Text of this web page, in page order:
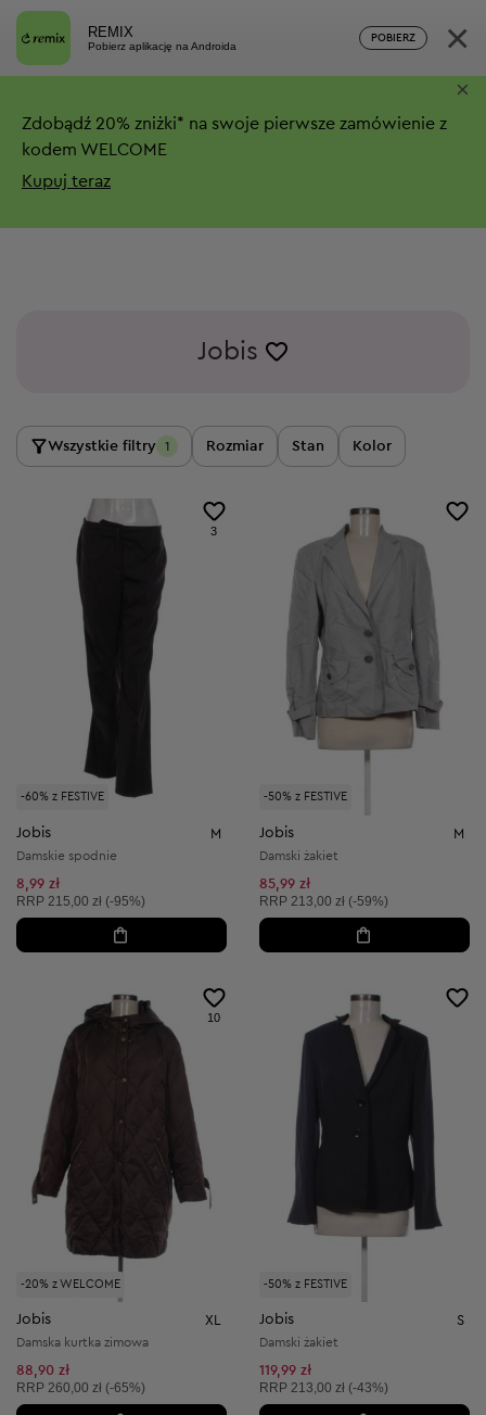
REMIX
Pobierz aplikację na Androida
POBIERZ ×
Zdobądź 20% zniżki* na swoje pierwsze zamówienie z
kodem WELCOME
Kupuj teraz
×
Jobis
Wszystkie filtry 1 Rozmiar Stan Kolor
-60% z FESTIVE
3
Jobis M
Damskie spodnie
8,99 zł
Cena sugerowana:
RRP 215,00 zł (-95%)
-50% z FESTIVE
Jobis M
Damski żakiet
85,99 zł
Cena sugerowana:
RRP 213,00 zł (-59%)
-20% z WELCOME
10
Jobis XL
Damska kurtka zimowa
88,90 zł
Cena sugerowana:
RRP 260,00 zł (-65%)
-50% z FESTIVE
Jobis S
Damski żakiet
119,99 zł
Cena sugerowana:
RRP 213,00 zł (-43%)